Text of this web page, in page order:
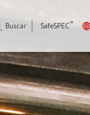
Buscar SafeSPEC™